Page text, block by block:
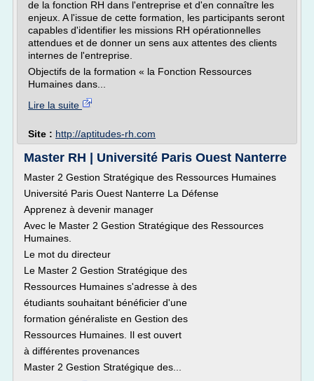
de la fonction RH dans l'entreprise et d'en connaître les
enjeux. A l'issue de cette formation, les participants seront
capables d'identifier les missions RH opérationnelles
attendues et de donner un sens aux attentes des clients
internes de l'entreprise.
Objectifs de la formation « la Fonction Ressources
Humaines dans...
Lire la suite
Site : http://aptitudes-rh.com
Master RH | Université Paris Ouest Nanterre
Master 2 Gestion Stratégique des Ressources Humaines
Université Paris Ouest Nanterre La Défense
Apprenez à devenir manager
Avec le Master 2 Gestion Stratégique des Ressources
Humaines.
Le mot du directeur
Le Master 2 Gestion Stratégique des
Ressources Humaines s'adresse à des
étudiants souhaitant bénéficier d'une
formation généraliste en Gestion des
Ressources Humaines. Il est ouvert
à différentes provenances
Master 2 Gestion Stratégique des...